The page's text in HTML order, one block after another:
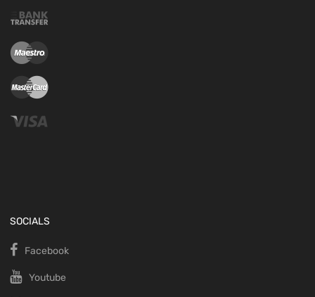
SOCIALS
Facebook
Youtube